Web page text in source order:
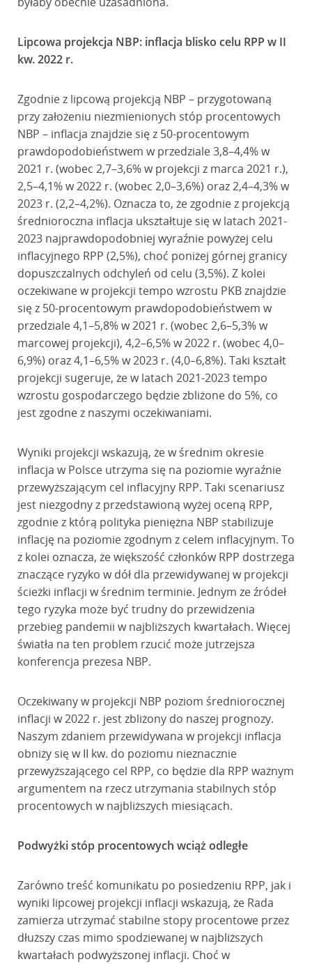
Lipcowa projekcja NBP: inflacja blisko celu RPP w II
kw. 2022 r.
Zgodnie z lipcową projekcją NBP – przygotowaną
przy założeniu niezmienionych stóp procentowych
NBP – inflacja znajdzie się z 50-procentowym
prawdopodobieństwem w przedziale 3,8–4,4% w
2021 r. (wobec 2,7–3,6% w projekcji z marca 2021 r.),
2,5–4,1% w 2022 r. (wobec 2,0–3,6%) oraz 2,4–4,3% w
2023 r. (2,2–4,2%). Oznacza to, że zgodnie z projekcją
średnioroczna inflacja ukształtuje się w latach 2021-
2023 najprawdopodobniej wyraźnie powyżej celu
inflacyjnego RPP (2,5%), choć poniżej górnej granicy
dopuszczalnych odchyleń od celu (3,5%). Z kolei
oczekiwane w projekcji tempo wzrostu PKB znajdzie
się z 50-procentowym prawdopodobieństwem w
przedziale 4,1–5,8% w 2021 r. (wobec 2,6–5,3% w
marcowej projekcji), 4,2–6,5% w 2022 r. (wobec 4,0–
6,9%) oraz 4,1–6,5% w 2023 r. (4,0–6,8%). Taki kształt
projekcji sugeruje, że w latach 2021-2023 tempo
wzrostu gospodarczego będzie zbliżone do 5%, co
jest zgodne z naszymi oczekiwaniami.
Wyniki projekcji wskazują, że w średnim okresie
inflacja w Polsce utrzyma się na poziomie wyraźnie
przewyższającym cel inflacyjny RPP. Taki scenariusz
jest niezgodny z przedstawioną wyżej oceną RPP,
zgodnie z którą polityka pieniężna NBP stabilizuje
inflację na poziomie zgodnym z celem inflacyjnym. To
z kolei oznacza, że większość członków RPP dostrzega
znaczące ryzyko w dół dla przewidywanej w projekcji
ścieżki inflacji w średnim terminie. Jednym ze źródeł
tego ryzyka może być trudny do przewidzenia
przebieg pandemii w najbliższych kwartałach. Więcej
światła na ten problem rzucić może jutrzejsza
konferencja prezesa NBP.
Oczekiwany w projekcji NBP poziom średniorocznej
inflacji w 2022 r. jest zbliżony do naszej prognozy.
Naszym zdaniem przewidywana w projekcji inflacja
obniży się w II kw. do poziomu nieznacznie
przewyższającego cel RPP, co będzie dla RPP ważnym
argumentem na rzecz utrzymania stabilnych stóp
procentowych w najbliższych miesiącach.
Podwyżki stóp procentowych wciąż odległe
Zarówno treść komunikatu po posiedzeniu RPP, jak i
wyniki lipcowej projekcji inflacji wskazują, że Rada
zamierza utrzymać stabilne stopy procentowe przez
dłuższy czas mimo spodziewanej w najbliższych
kwartałach podwyższonej inflacji. Choć w